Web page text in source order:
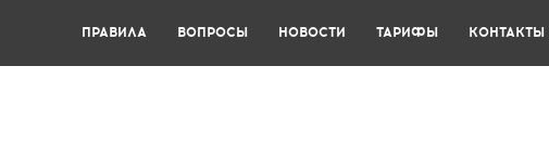
ПРАВИЛА ВОПРОСЫ НОВОСТИ ТАРИФЫ КОНТАКТЫ